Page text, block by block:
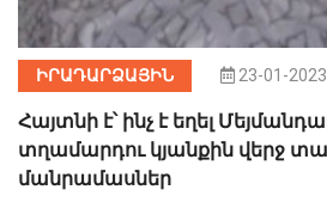
ԻՐԱԴԱՐՁԱՅԻՆ 23-01-2023
Հայտնի է՝ ինչ է եղել
տղամարդու կյանքին վերջ
մանրամասներ